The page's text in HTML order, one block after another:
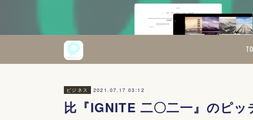
ビジネス 2021.07.17 03:12
比『IGNITE 二〇二一』のピ